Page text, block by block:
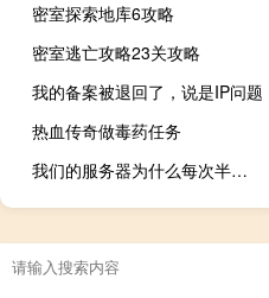
密室探索地库6攻略
密室逃亡攻略23关攻略
我的备案被退回了，说是IP问题
热血传奇做毒药任务
我们的服务器为什么每次半夜老是喜欢死机